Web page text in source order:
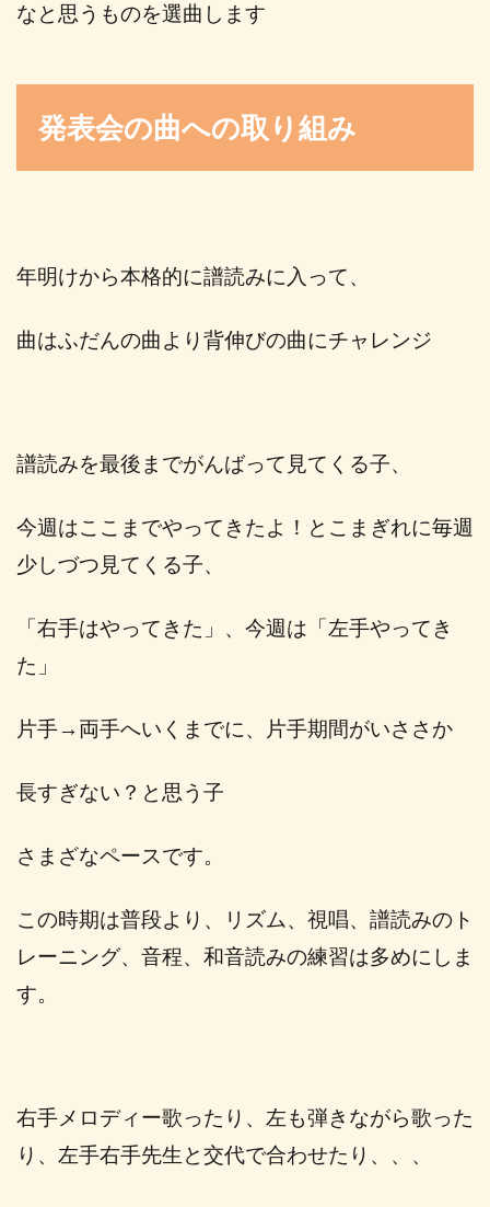
なと思うものを選曲します
発表会の曲への取り組み
年明けから本格的に譜読みに入って、
曲はふだんの曲より背伸びの曲にチャレンジ
譜読みを最後までがんばって見てくる子、
今週はここまでやってきたよ！とこまぎれに毎週
少しづつ見てくる子、
「右手はやってきた」、今週は「左手やってき
た」
片手→ 両手へいくまでに、片手期間がいささか
長すぎない？と思う子
さまざなペースです。
この時期は普段より、
リズム、視唱、譜読みのト
レーニング、音程、 和音読みの練習は多めにしま
す。
右手メロディー歌ったり、左も弾きながら歌った
り、 左手右手先生と交代で合わせたり、、、